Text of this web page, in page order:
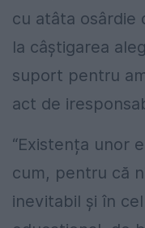
cu atâta osârdie
la câştigarea
suport pentru
act de
“Existența unor
cum, pentru că
inevitabil și în